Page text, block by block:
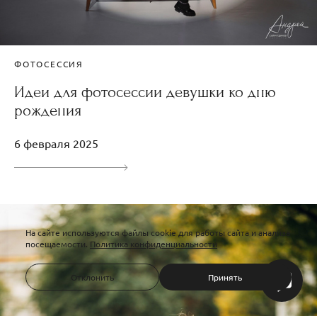
ФОТОСЕССИЯ
Идеи для фотосессии девушки ко дню
рождения
6 февраля 2025
На сайте используются файлы cookie для работы сайта и анализа
посещаемости. Политика конфиденциальности
Отклонить Принять